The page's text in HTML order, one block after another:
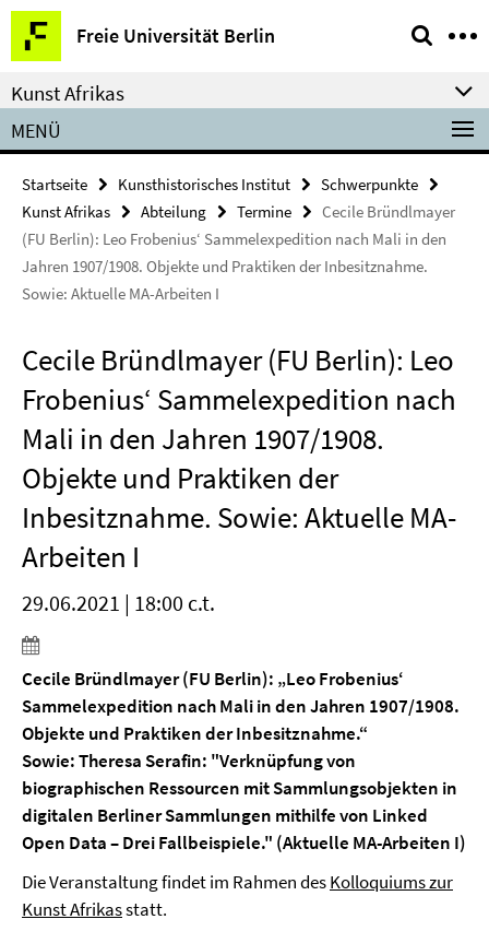
Springe
direkt
zu
Inhalt
Freie Universität Berlin
Service-
Navigation
Kunst Afrikas
MENÜ
Startseite Kunsthistorisches Institut
Schwerpunkte
Kunst Afrikas
Abteilung Termine
Cecile Bründlmayer
(FU Berlin): Leo Frobenius‘ Sammelexpedition nach Mali in den
Jahren 1907/1908. Objekte und Praktiken der Inbesitznahme.
Sowie: Aktuelle MA-Arbeiten I
Cecile Bründlmayer (FU Berlin): Leo
Frobenius‘ Sammelexpedition nach
Mali in den Jahren 1907/1908.
Objekte und Praktiken der
Inbesitznahme. Sowie: Aktuelle MA-
Arbeiten I
29.06.2021 | 18:00 c.t.
Cecile Bründlmayer (FU Berlin): „Leo Frobenius‘
Sammelexpedition nach Mali in den Jahren 1907/1908.
Objekte und Praktiken der Inbesitznahme.“
Sowie: Theresa Serafin: "Verknüpfung von
biographischen Ressourcen mit Sammlungsobjekten in
digitalen Berliner Sammlungen mithilfe von Linked
Open Data – Drei Fallbeispiele." (Aktuelle MA-Arbeiten I)
Die Veranstaltung findet im Rahmen desKolloquiums zur
Kunst Afrikasstatt.